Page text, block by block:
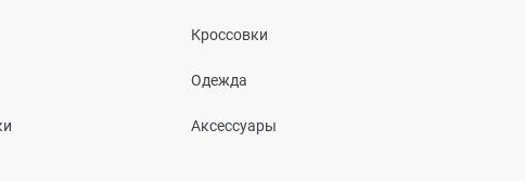
Кроссовки
Одежда
Аксессуары